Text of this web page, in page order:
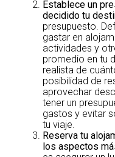
Establece un
decidido tu
presupuesto.
gastar en
actividades y
promedio en tu
realista de
posibilidad de
aprovechar
tener un
gastos y evitar
tu viaje.
Reserva tu
los aspectos